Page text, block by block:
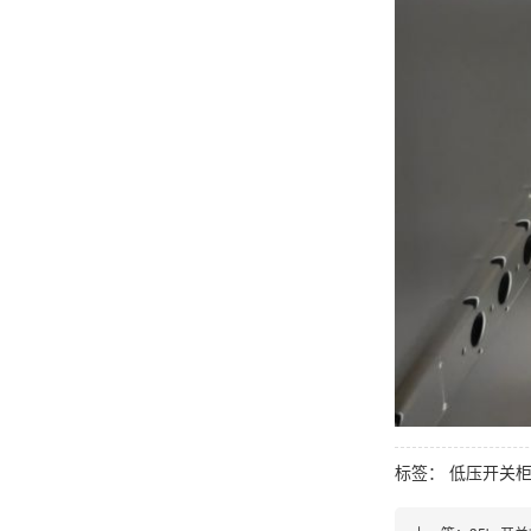
标签： 低压开关柜